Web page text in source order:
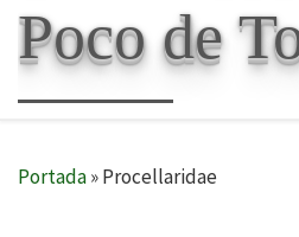
Poco de
Portada»Procellaridae